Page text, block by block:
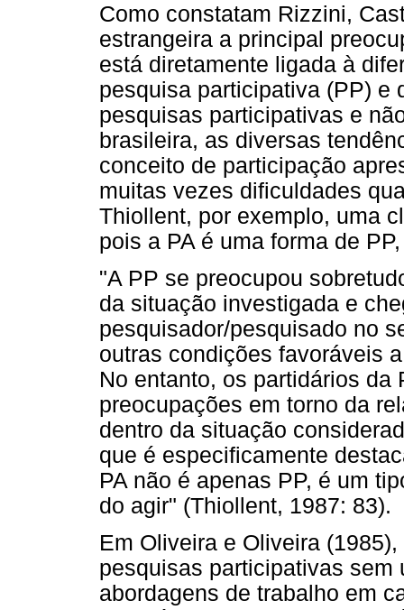
Como constatam Rizzini,
estrangeira a principal
está diretamente ligada à
pesquisa participativa (PP) e
pesquisas participativas e
brasileira, as diversas
conceito de participação
muitas vezes dificuldades
Thiollent, por exemplo, uma
pois a PA é uma forma de
"A PP se preocupou
da situação investigada e
pesquisador/pesquisado no
outras condições favoráveis
No entanto, os partidários da
preocupações em torno da
dentro da situação
que é especificamente
PA não é apenas PP, é um
do agir" (Thiollent, 1987: 83).
Em Oliveira e Oliveira
pesquisas participativas sem
abordagens de trabalho em